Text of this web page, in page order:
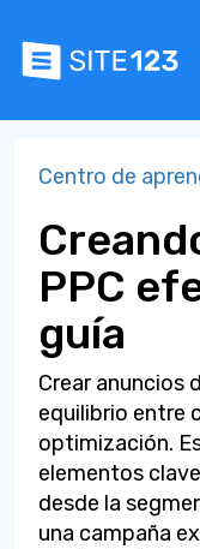
Centro de
PPC
guía
Crear anuncios
equilibrio entre
optimización.
elementos
desde la
una campaña